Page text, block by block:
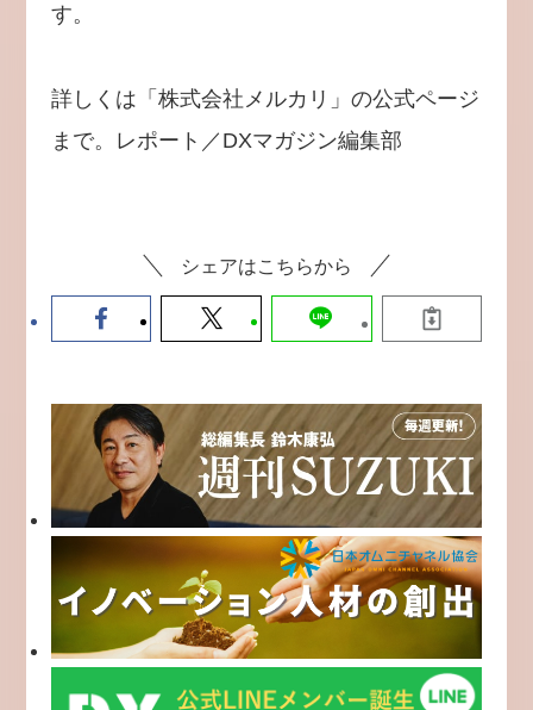
す。
詳しくは「株式会社メルカリ」の公式ページ
まで。レポート／DXマガジン編集部
シェアはこちらから